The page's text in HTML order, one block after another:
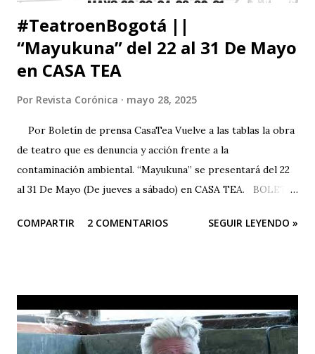
#TeatroenBogotá ||
“Mayukuna” del 22 al 31 De Mayo
en CASA TEA
Por Revista Corónica mayo 28, 2025
Por Boletín de prensa CasaTea Vuelve a las tablas la obra
de teatro que es denuncia y acción frente a la
contaminación ambiental. “Mayukuna” se presentará del 22
al 31 De Mayo (De jueves a sábado) en CASA TEA. BOLETÍN
a un medio ambiente saludable.” El arte es una herramienta
“Mayukuna”; a través del cuerpo, la música, el canto, el
baile... podemos dar voz a las comunidades afectadas y
luchar por la protección de nuestros ríos. Las funciones
COMPARTIR 2 COMENTARIOS SEGUIR LEYENDO »